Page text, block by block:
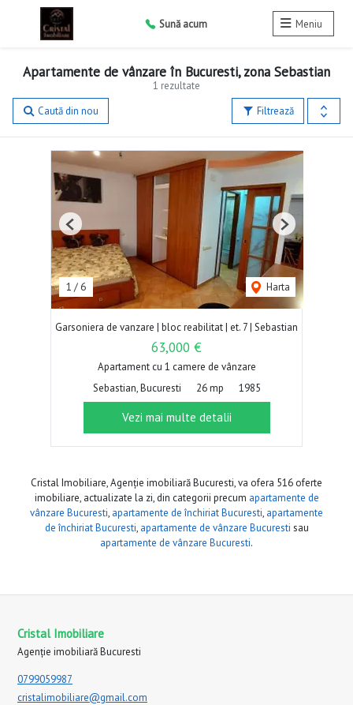
Sună acum Meniu
1 rezultate
Apartamente de vânzare în Bucuresti, zona Sebastian
Filtrează
Caută din nou
1 / 6 Harta
Previous Next
Garsoniera de vanzare | bloc reabilitat | et. 7 | Sebastian
63,000 €
Apartament cu 1 camere de vânzare
Sebastian, Bucuresti
26 mp 1985
Vezi mai multe detalii
Cristal Imobiliare, Agenție imobiliară Bucuresti, va ofera 516 oferte
imobiliare, actualizate la zi, din categorii precum apartamente de
vânzare Bucuresti, apartamente de închiriat Bucuresti, apartamente
de închiriat Bucuresti, apartamente de vânzare Bucuresti sau
apartamente de vânzare Bucuresti.
Cristal Imobiliare
Agenție imobiliară Bucuresti
0799059987
cristalimobiliare@gmail.com